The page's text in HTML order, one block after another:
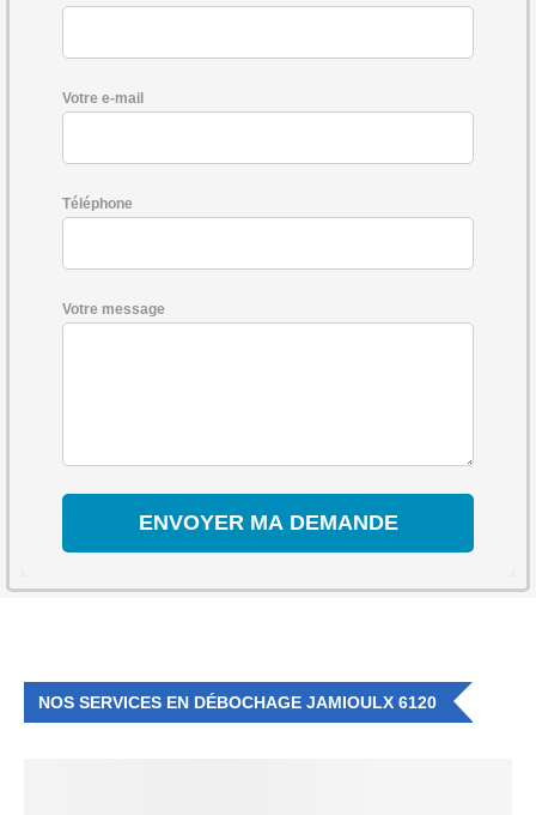
Votre e-mail
Téléphone
Votre message
NOS SERVICES EN DÉBOCHAGE JAMIOULX 6120